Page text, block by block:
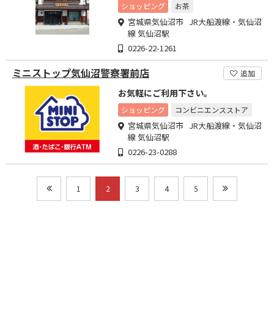
ショッピング お茶
宮城県気仙沼市 JR大船渡線・気仙沼
線 気仙沼駅
0226-22-1261
ミニストップ気仙沼警察署前店 追加
お気軽にご利用下さい。
ショッピング コンビニエンスストア
宮城県気仙沼市 JR大船渡線・気仙沼
線 気仙沼駅
0226-23-0288
1 2 3 4 5